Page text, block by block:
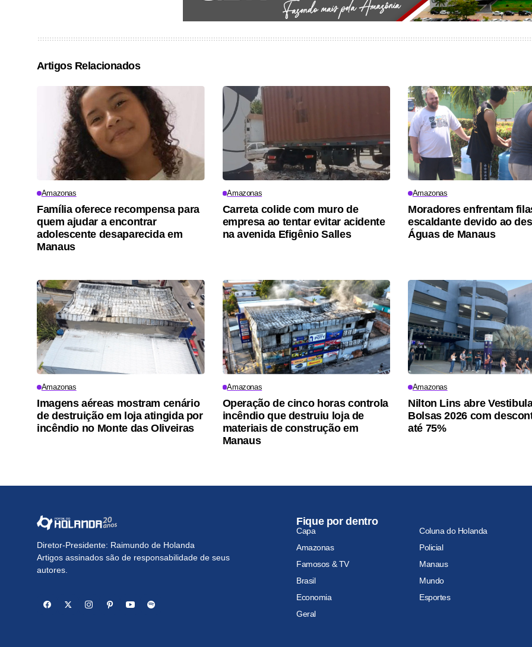
Artigos Relacionados
Amazonas
Família oferece recompensa para
quem ajudar a encontrar
adolescente desaparecida em
Manaus
Amazonas
Carreta colide com muro de
empresa ao tentar evitar acidente
na avenida Efigênio Salles
Amazonas
Moradores enfrentam
escaldante devido ao
Águas de Manaus
Amazonas
Imagens aéreas mostram cenário
de destruição em loja atingida por
incêndio no Monte das Oliveiras
Amazonas
Operação de cinco horas controla
incêndio que destruiu loja de
materiais de construção em
Manaus
Amazonas
Nilton Lins abre
Bolsas 2026 com
até 75%
Diretor-Presidente: Raimundo de Holanda
Artigos assinados são de responsabilidade de seus
autores.
Fique por dentro
Capa
Coluna do Holanda
Amazonas
Policial
Famosos & TV
Manaus
Brasil
Mundo
Economia
Esportes
Geral